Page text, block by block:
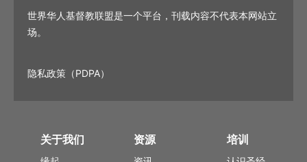
世界华人基督教联盟是一个平台，刊载内容不代表本网站立
场。
隐私政策（PDPA）
关于我们 资源 培训